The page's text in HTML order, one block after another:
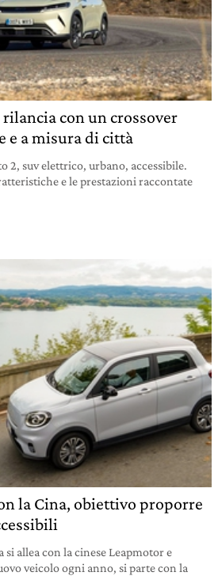
rilancia con un crossover
e a misura di città
2, suv elettrico, urbano, accessibile.
e le prestazioni raccontate
la Cina, obiettivo proporre
si allea con la cinese Leapmotor e
veicolo ogni anno, si parte con la